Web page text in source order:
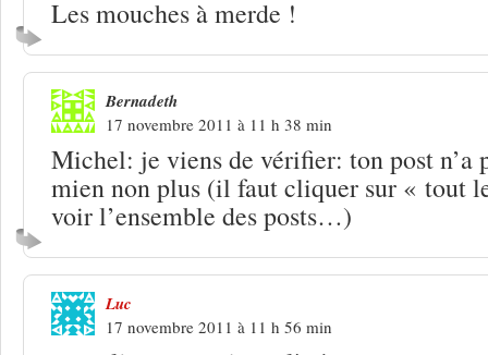
Les mouches à merde !
Bernadeth
17 novembre 2011 à 11 h 38 min
Michel: je viens de vérifier: ton post n’a
mien non plus (il faut cliquer sur « tout
voir l’ensemble des posts…)
Luc
17 novembre 2011 à 11 h 56 min